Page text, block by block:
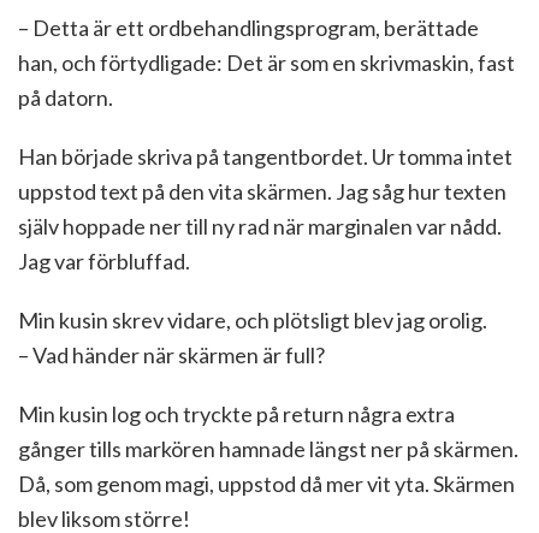
– Detta är ett ordbehandlingsprogram, berättade
han, och förtydligade: Det är som en skrivmaskin, fast
på datorn.
Han började skriva på tangentbordet. Ur tomma intet
uppstod text på den vita skärmen. Jag såg hur texten
själv hoppade ner till ny rad när marginalen var nådd.
Jag var förbluffad.
Min kusin skrev vidare, och plötsligt blev jag orolig.
– Vad händer när skärmen är full?
Min kusin log och tryckte på return några extra
gånger tills markören hamnade längst ner på skärmen.
Då, som genom magi, uppstod då mer vit yta. Skärmen
blev liksom större!